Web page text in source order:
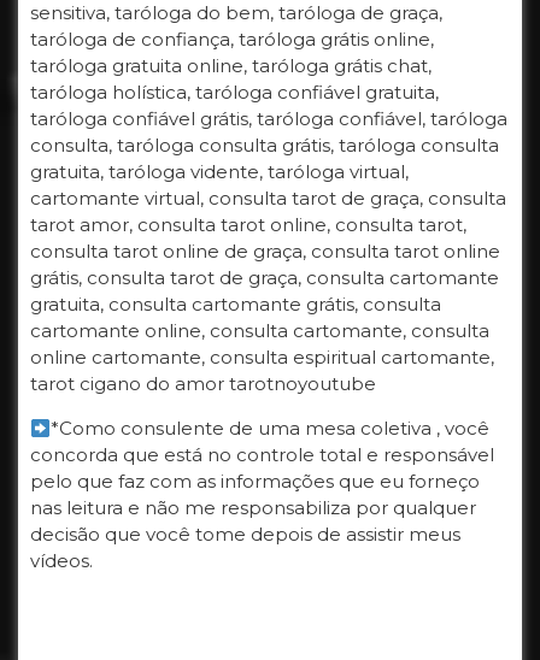
sensitiva, taróloga do bem, taróloga de graça,
taróloga de confiança, taróloga grátis online,
taróloga gratuita online, taróloga grátis chat,
taróloga holística, taróloga confiável gratuita,
taróloga confiável grátis, taróloga confiável, taróloga
consulta, taróloga consulta grátis, taróloga consulta
gratuita, taróloga vidente, taróloga virtual,
cartomante virtual, consulta tarot de graça, consulta
tarot amor, consulta tarot online, consulta tarot,
consulta tarot online de graça, consulta tarot online
grátis, consulta tarot de graça, consulta cartomante
gratuita, consulta cartomante grátis, consulta
cartomante online, consulta cartomante, consulta
online cartomante, consulta espiritual cartomante,
tarot cigano do amor tarotnoyoutube
*Como consulente de uma mesa coletiva , você
concorda que está no controle total e responsável
pelo que faz com as informações que eu forneço
nas leitura e não me responsabiliza por qualquer
decisão que você tome depois de assistir meus
vídeos.